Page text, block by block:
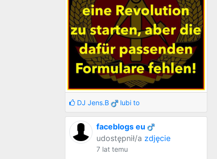
DJ Jens.B lubi to
faceblogs eu
udostępnił/a zdjęcie
7 lat temu